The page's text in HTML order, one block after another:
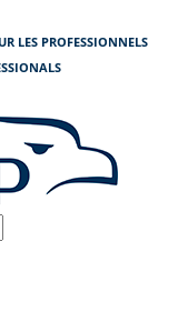
LES PROFESSIONNELS